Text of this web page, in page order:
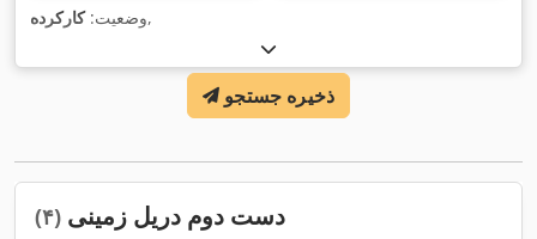
وضعیت:کارکرده ,
ذخیره جستجو
دست دوم دریل زمینی (۴)